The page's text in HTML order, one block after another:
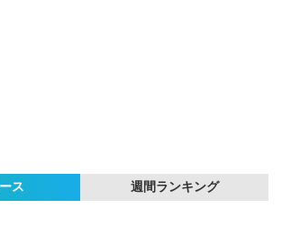
ス 週間ランキング